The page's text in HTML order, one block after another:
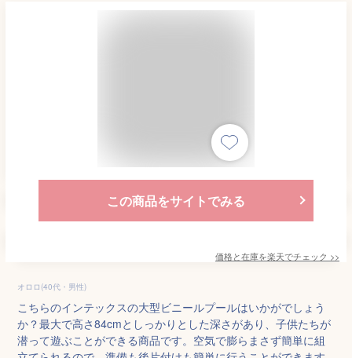
この商品をサイトでみる
価格と在庫を楽天でチェック >>
オロロ(40代・男性)
こちらのインテックスの大型ビニールプールはいかがでしょう
か？最大で高さ84cmとしっかりとした深さがあり、子供たちが
潜って遊ぶことができる商品です。空気で膨らまさず簡単に組